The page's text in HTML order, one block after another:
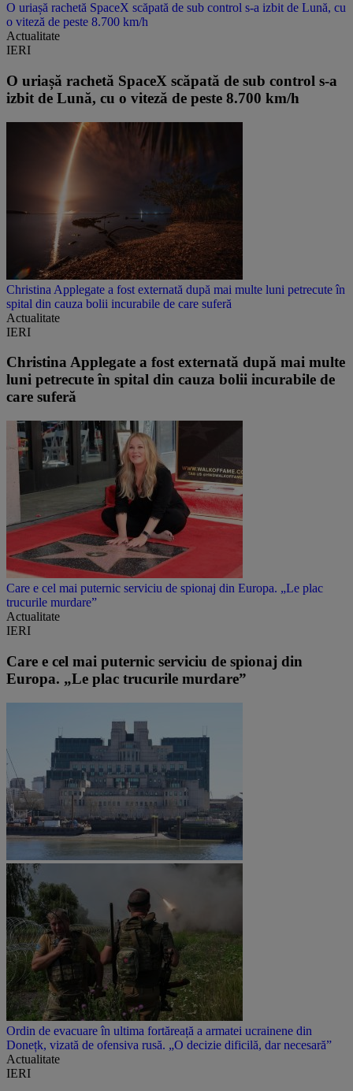
O uriașă rachetă SpaceX scăpată de sub control s-a izbit de Lună, cu
o viteză de peste 8.700 km/h
Actualitate
IERI
O uriașă rachetă SpaceX scăpată de sub control s-a
izbit de Lună, cu o viteză de peste 8.700 km/h
Christina Applegate a fost externată după mai multe luni petrecute în
spital din cauza bolii incurabile de care suferă
Actualitate
IERI
Christina Applegate a fost externată după mai multe
luni petrecute în spital din cauza bolii incurabile de
care suferă
Care e cel mai puternic serviciu de spionaj din Europa. „Le plac
trucurile murdare”
Actualitate
IERI
Care e cel mai puternic serviciu de spionaj din
Europa. „Le plac trucurile murdare”
Ordin de evacuare în ultima fortăreață a armatei ucrainene din
Donețk, vizată de ofensiva rusă. „O decizie dificilă, dar necesară”
Actualitate
IERI